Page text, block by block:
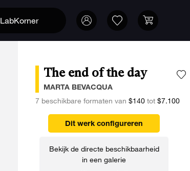
LabKorner
The end of the day
MARTA BEVACQUA
7 beschikbare formaten van $140tot $7.100
Dit werk configureren
Bekijk de directe beschikbaarheid
in een galerie